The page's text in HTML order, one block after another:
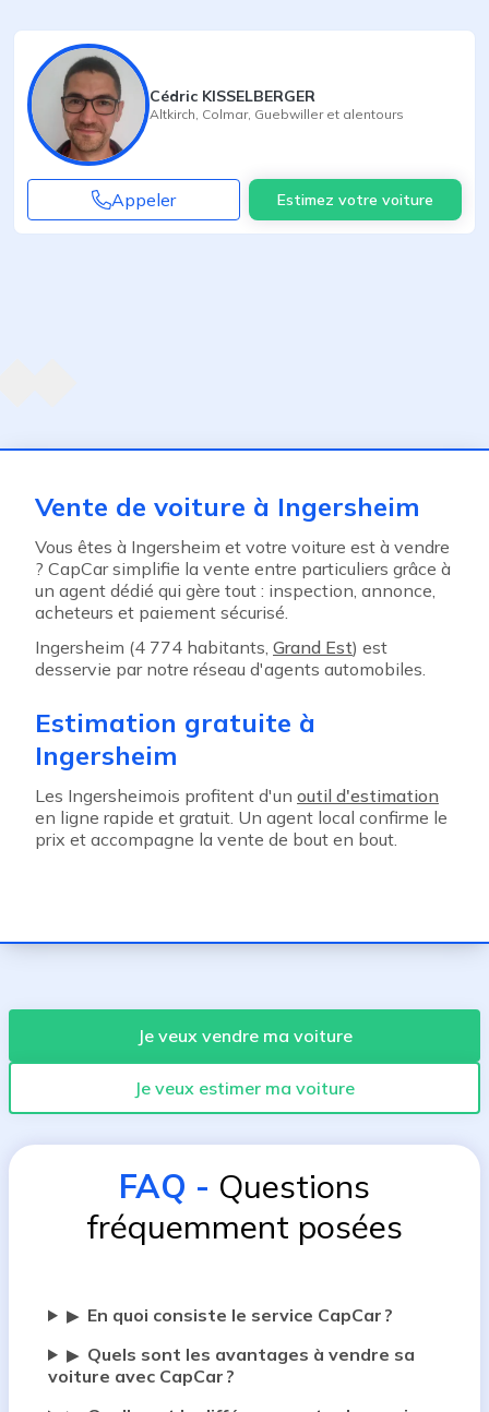
Cédric KISSELBERGER
Altkirch Colmar, Guebwilleret alentours
Appeler Estimez votre voiture
Vente de voiture à Ingersheim
Vous êtes à Ingersheim et votre voiture est à vendre
? CapCar simplifie la vente entre particuliers grâce à
un agent dédié qui gère tout : inspection, annonce,
acheteurs et paiement sécurisé.
Ingersheim (4 774 habitants, Grand Est) est
desservie par notre réseau d'agents automobiles.
Estimation gratuite à
Ingersheim
Les Ingersheimois profitent d'un outil d'estimation
en ligne rapide et gratuit. Un agent local confirme le
prix et accompagne la vente de bout en bout.
Je veux vendre ma voiture
Je veux estimer ma voiture
FAQ - Questions
fréquemment posées
▶ En quoi consiste le service CapCar ?
▶ Quels sont les avantages à vendre sa
voiture avec CapCar ?